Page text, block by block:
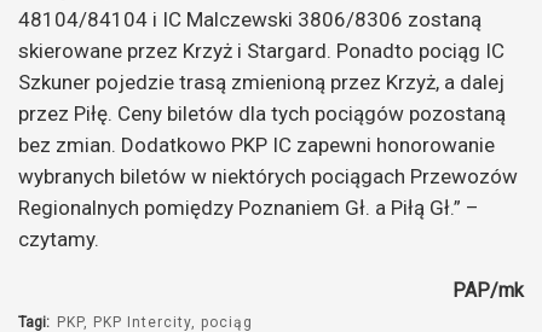
48104/84104 i IC Malczewski 3806/8306 zostaną
skierowane przez Krzyż i Stargard. Ponadto pociąg IC
Szkuner pojedzie trasą zmienioną przez Krzyż, a dalej
przez Piłę. Ceny biletów dla tych pociągów pozostaną
bez zmian. Dodatkowo PKP IC zapewni honorowanie
wybranych biletów w niektórych pociągach Przewozów
Regionalnych pomiędzy Poznaniem Gł. a Piłą Gł.” –
czytamy.
PAP/mk
Tagi: PKP PKP Intercity pociąg